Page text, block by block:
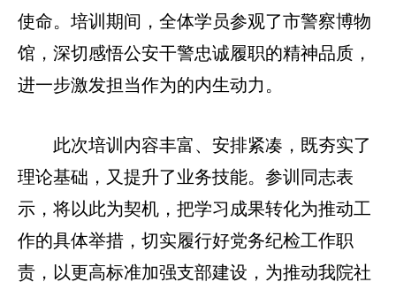
使命。培训期间，全体学员参观了市警察博物
馆，深切感悟公安干警忠诚履职的精神品质，
进一步激发担当作为的内生动力。
此次培训内容丰富、安排紧凑，既夯实了
理论基础，又提升了业务技能。参训同志表
示，将以此为契机，把学习成果转化为推动工
作的具体举措，切实履行好党务纪检工作职
责，以更高标准加强支部建设，为推动我院社